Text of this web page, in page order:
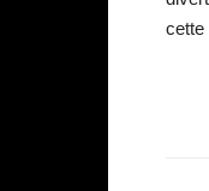
cette